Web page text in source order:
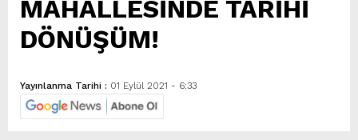
MAHALLESİNDE TARİHİ
DÖNÜŞÜM!
Yayınlanma Tarihi : 01 Eylül 2021 - 6:33